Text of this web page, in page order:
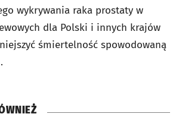
wykrywania raka prostaty w
dla Polski i innych krajów
śmiertelność spowodowaną
karcie